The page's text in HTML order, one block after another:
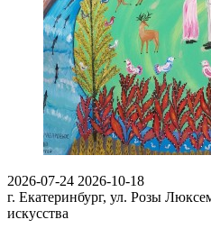
2026-07-24 2026-10-18
г. Екатеринбург, ул. Розы
искусства